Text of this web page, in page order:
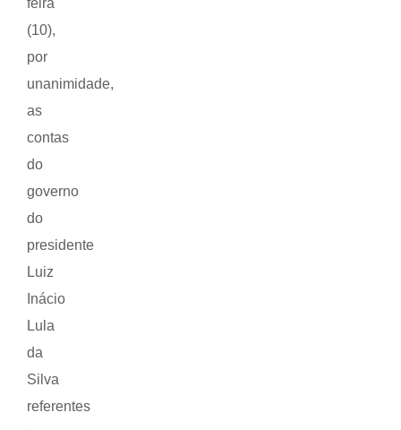
(10),
por
unanimidade,
as
contas
do
governo
do
presidente
Luiz
Inácio
Lula
da
Silva
referentes